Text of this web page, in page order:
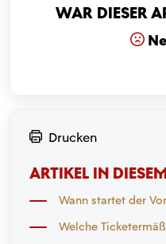
War dieser
Drucken
ARTIKEL IN
Wann startet der
Welche